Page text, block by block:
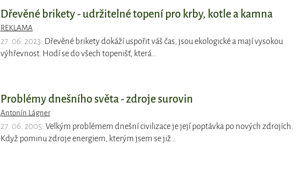
Dřevěné brikety - udržitelné topení pro krby, kotle a kamna
REKLAMA
27. 06. 2023: Dřevěné brikety dokáží uspořit váš čas, jsou ekologické a mají vysokou
výhřevnost. Hodí se do všech topenišť, která…
Problémy dnešního světa - zdroje surovin
Antonín Lágner
27. 06. 2005: Velkým problémem dnešní civilizace je její poptávka po nových zdrojích.
Když pominu zdroje energiem, kterým jsem se již…